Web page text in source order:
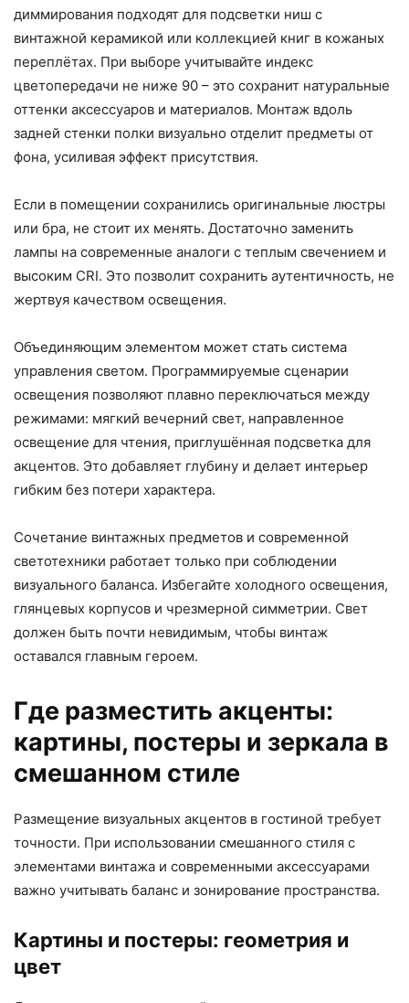
диммирования подходят для подсветки ниш с
винтажной керамикой или коллекцией книг в кожаных
переплётах. При выборе учитывайте индекс
цветопередачи не ниже 90 – это сохранит натуральные
оттенки аксессуаров и материалов. Монтаж вдоль
задней стенки полки визуально отделит предметы от
фона, усиливая эффект присутствия.
Если в помещении сохранились оригинальные люстры
или бра, не стоит их менять. Достаточно заменить
лампы на современные аналоги с теплым свечением и
высоким CRI. Это позволит сохранить аутентичность, не
жертвуя качеством освещения.
Объединяющим элементом может стать система
управления светом. Программируемые сценарии
освещения позволяют плавно переключаться между
режимами: мягкий вечерний свет, направленное
освещение для чтения, приглушённая подсветка для
акцентов. Это добавляет глубину и делает интерьер
гибким без потери характера.
Сочетание винтажных предметов и современной
светотехники работает только при соблюдении
визуального баланса. Избегайте холодного освещения,
глянцевых корпусов и чрезмерной симметрии. Свет
должен быть почти невидимым, чтобы винтаж
оставался главным героем.
Где разместить акценты:
картины, постеры и зеркала в
смешанном стиле
Размещение визуальных акцентов в гостиной требует
точности. При использовании смешанного стиля с
элементами винтажа и современными аксессуарами
важно учитывать баланс и зонирование пространства.
Картины и постеры: геометрия и
цвет